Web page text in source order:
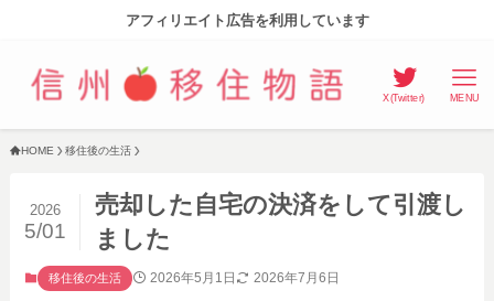
アフィリエイト広告を利用しています
X(Twitter) MENU
HOME 移住後の生活
売却した自宅の決済をして引渡し
ました
2026
5/01
移住後の生活 2026年5月1日 2026年7月6日